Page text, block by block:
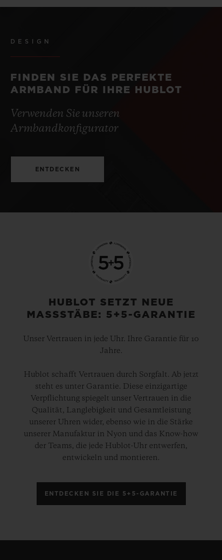
DESIGN
FINDEN SIE DAS PERFEKTE
ARMBAND FÜR IHRE HUBLOT
Verwenden Sie unseren
Armbandkonfigurator
ENTDECKEN
HUBLOT SETZT NEUE
MASSSTÄBE: 5+5-GARANTIE
Unser Vertrauen in jede Uhr. Ihre Garantie für 10
Jahre.
Hublot schafft Vertrauen durch Sorgfalt. Ab jetzt
steht es unter Garantie. Diese einzigartige
Verpflichtung spiegelt unser Vertrauen in die
Qualität, Langlebigkeit und Gesamtleistung
unserer Uhren wider, ebenso wie in die Stärke
unserer Manufaktur in Nyon und das Know-how
der Teams, die jede Hublot-Uhr entwerfen,
entwickeln und montieren.
ENTDECKEN SIE DIE 5+5-GARANTIE